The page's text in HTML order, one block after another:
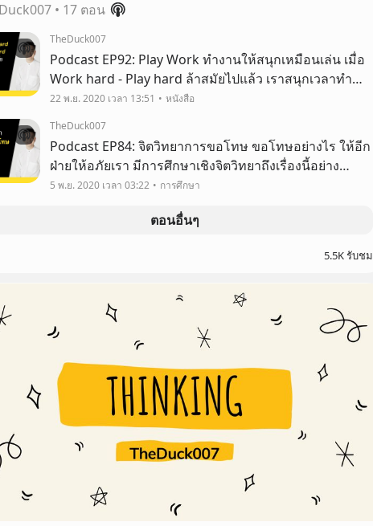
• 17 ตอน
TheDuck007
Podcast EP92: Play Work ทำงานให้สนุกเหมือนเล่น เมื่อ
Work hard - Play hard ล้าสมัยไปแล้ว เราสนุกเวลาทำ
อะไร? งานอะไรที่ทำให้เราตื่นเต้น มีพลัง? หน้งสือพยายาม
แชร์การค้นพบตัวเองเพื่อให้งานเป็นเรื่องสน
22 พ.ย. 2020 เวลา 13:51
หนังสือ
TheDuck007
Podcast EP84: จิตวิทยาการขอโทษ ขอโทษอย่างไร ให้อีก
ฝ่ายให้อภัยเรา มีการศึกษาเชิงจิตวิทยาถึงเรื่องนี้อย่าง
จริงจัง และเราสามารถนำมาประยุกต์ใช้ได้ในชีวิตเรา
5 พ.ย. 2020 เวลา 03:22 การศึกษา
ตอนอื่นๆ
5.5K รับชม